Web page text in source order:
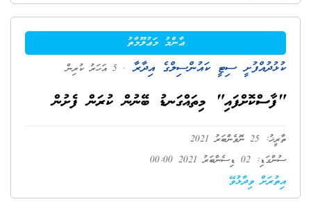
ޢާންމު މަޢުލޫމާތު
ކުޅުދުއްފުށީ ސިޓީ ކައުންސިލްގެ އިދާރާ . 5 އަހަރު ކުރިން
"ފާސްކޮށްފައި" މިތައްގަނޑު ބޭނުން ކުރަން ފެށުން
ތާރީޚު: 25 ނޮވެންބަރު 2021
ސުންގަޑި: 02 ޑިސެންބަރު 2021 00:00
އިތުރަށް ވިދާޅުވޭ